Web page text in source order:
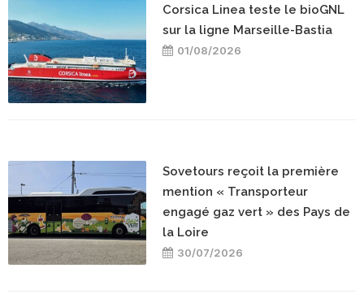
Corsica Linea teste le bioGNL
sur la ligne Marseille-Bastia
01/08/2026
Sovetours reçoit la première
mention « Transporteur
engagé gaz vert » des Pays de
la Loire
30/07/2026